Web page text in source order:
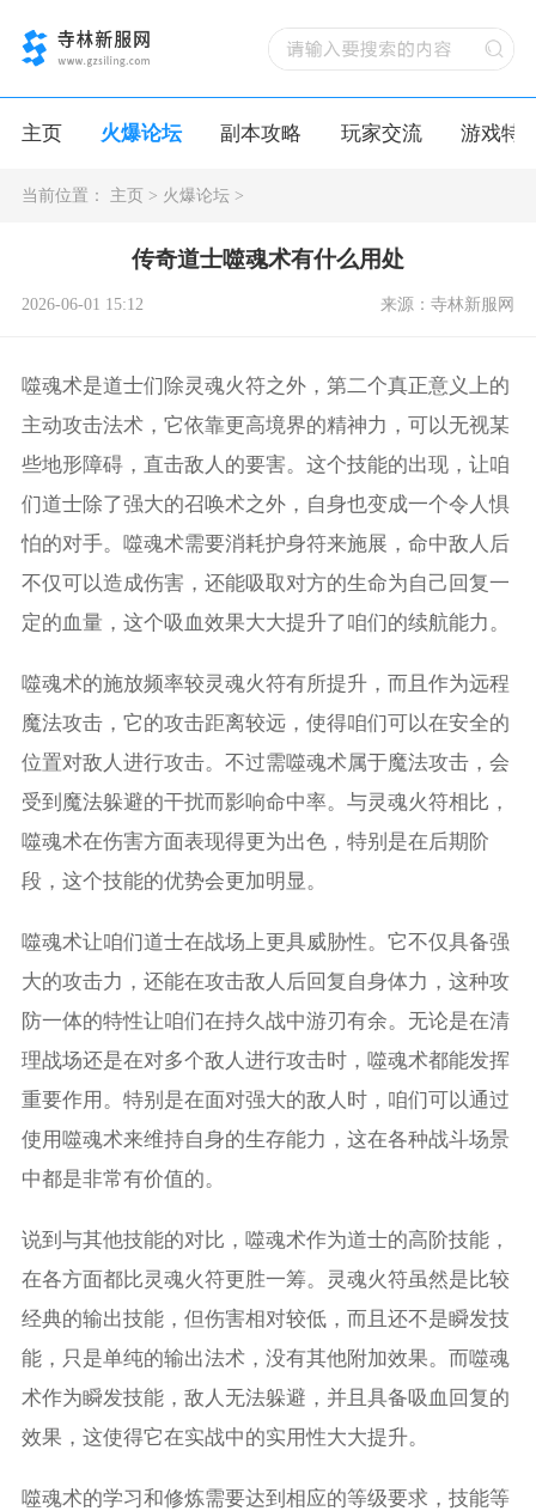
主页 火爆论坛 副本攻略 玩家交流 游戏特
当前位置： 主页> 火爆论坛>
传奇道士噬魂术有什么用处
2026-06-01 15:12 来源：寺林新服网
噬魂术是道士们除灵魂火符之外，第二个真正意义上的
主动攻击法术，它依靠更高境界的精神力，可以无视某
些地形障碍，直击敌人的要害。这个技能的出现，让咱
们道士除了强大的召唤术之外，自身也变成一个令人惧
怕的对手。噬魂术需要消耗护身符来施展，命中敌人后
不仅可以造成伤害，还能吸取对方的生命为自己回复一
定的血量，这个吸血效果大大提升了咱们的续航能力。
噬魂术的施放频率较灵魂火符有所提升，而且作为远程
魔法攻击，它的攻击距离较远，使得咱们可以在安全的
位置对敌人进行攻击。不过需噬魂术属于魔法攻击，会
受到魔法躲避的干扰而影响命中率。与灵魂火符相比，
噬魂术在伤害方面表现得更为出色，特别是在后期阶
段，这个技能的优势会更加明显。
噬魂术让咱们道士在战场上更具威胁性。它不仅具备强
大的攻击力，还能在攻击敌人后回复自身体力，这种攻
防一体的特性让咱们在持久战中游刃有余。无论是在清
理战场还是在对多个敌人进行攻击时，噬魂术都能发挥
重要作用。特别是在面对强大的敌人时，咱们可以通过
使用噬魂术来维持自身的生存能力，这在各种战斗场景
中都是非常有价值的。
说到与其他技能的对比，噬魂术作为道士的高阶技能，
在各方面都比灵魂火符更胜一筹。灵魂火符虽然是比较
经典的输出技能，但伤害相对较低，而且还不是瞬发技
能，只是单纯的输出法术，没有其他附加效果。而噬魂
术作为瞬发技能，敌人无法躲避，并且具备吸血回复的
效果，这使得它在实战中的实用性大大提升。
噬魂术的学习和修炼需要达到相应的等级要求，技能等